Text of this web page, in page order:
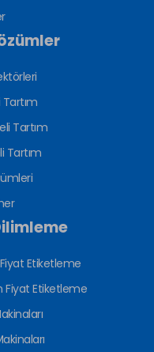
Tartım
Tartım
Etiketleme
Etiketleme